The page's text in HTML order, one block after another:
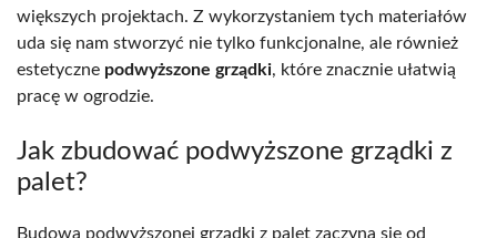
większych projektach. Z wykorzystaniem tych materiałów
uda się nam stworzyć nie tylko funkcjonalne, ale również
estetyczne podwyższone grządki, które znacznie ułatwią
pracę w ogrodzie.
Jak zbudować podwyższone grządki z
palet?
Budowa podwyższonej grządki z palet zaczyna się od